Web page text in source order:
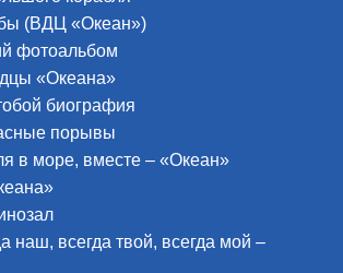
(ВДЦ «Океан»)
фотоальбом
«Океана»
биография
порывы
в море, вместе – «Океан»
наш, всегда твой, всегда мой –